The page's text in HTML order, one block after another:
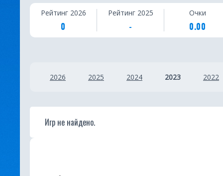
С
т
с
и
Рейтинг 2026
0
Рейтинг 2025
-
Очки
0.00
2026 2025 2024 2023 2022
Игр не найдено.